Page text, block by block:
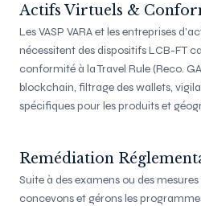
Actifs Virtuels &
Les VASP VARA et les entreprises
nécessitent des dispositifs LCB-FT
conformité à la Travel Rule (Reco.
blockchain, filtrage des wallets,
spécifiques pour les produits et
Remédiation
Suite à des examens ou des
concevons et gérons les